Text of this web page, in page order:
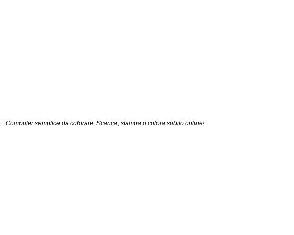
: Computer semplice da colorare. Scarica, stampa o colora subito online!